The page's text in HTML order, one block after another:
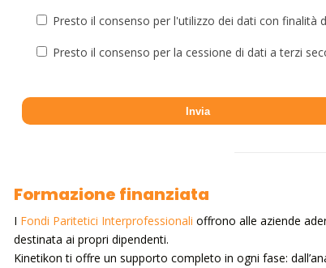
Presto il consenso per l'utilizzo dei dati con finalità
Presto il consenso per la cessione di dati a terzi
Formazione finanziata
I Fondi Paritetici Interprofessionali offrono alle aziende
destinata ai propri dipendenti.
Kinetikon ti offre un supporto completo in ogni fase: